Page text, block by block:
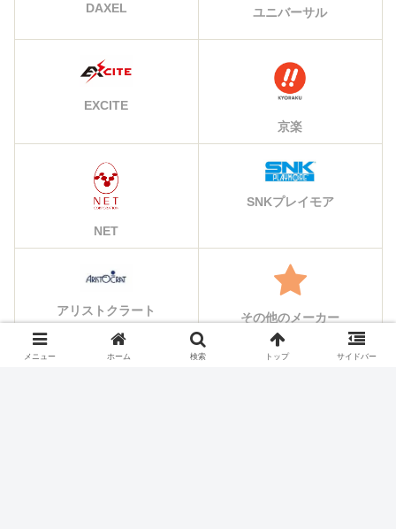
DAXEL ユニバーサル
EXCITE
京楽
NET
SNKプレイモア
アリストクラート その他のメーカー
メニュー ホーム 検索 トップ サイドバー